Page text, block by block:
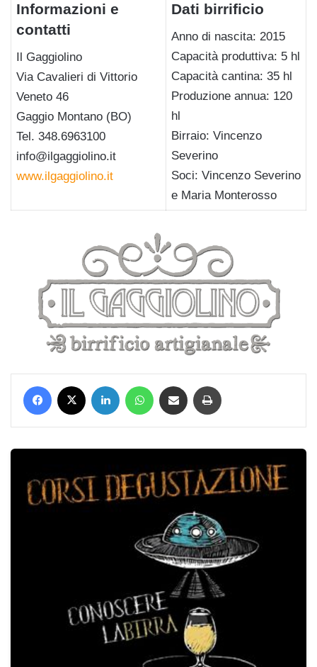
Informazioni e
contatti
Il Gaggiolino
Via Cavalieri di Vittorio
Veneto 46
Gaggio Montano (BO)
Tel. 348.6963100
info@ilgaggiolino.it
www.ilgaggiolino.it
Dati birrificio
Anno di nascita: 2015
Capacità produttiva: 5 hl
Capacità cantina: 35 hl
Produzione annua: 120
hl
Birraio: Vincenzo
Severino
Soci: Vincenzo Severino
e Maria Monterosso
Facebook LinkedIn WhatsApp Condividi via mail